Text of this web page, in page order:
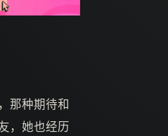
那种期待和
，她也经历